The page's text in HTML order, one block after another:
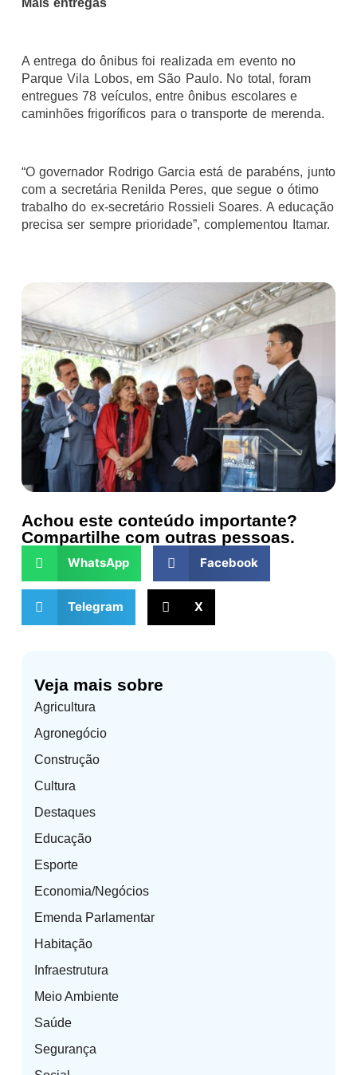
Veja mais sobre
Agricultura
Agronegócio
Construção
Cultura
Destaques
Educação
Esporte
Economia/Negócios
Emenda Parlamentar
Habitação
Infraestrutura
Meio Ambiente
Saúde
Segurança
Mais entregas
A entrega do ônibus foi realizada em evento no
Parque Vila Lobos, em São Paulo. No total, foram
entregues 78 veículos, entre ônibus escolares e
caminhões frigoríficos para o transporte de merenda.
“O governador Rodrigo Garcia está de parabéns, junto
com a secretária Renilda Peres, que segue o ótimo
trabalho do ex-secretário Rossieli Soares. A educação
precisa ser sempre prioridade”, complementou Itamar.
Achou este conteúdo importante?
Compartilhe com outras pessoas.
WhatsApp Facebook
Telegram X